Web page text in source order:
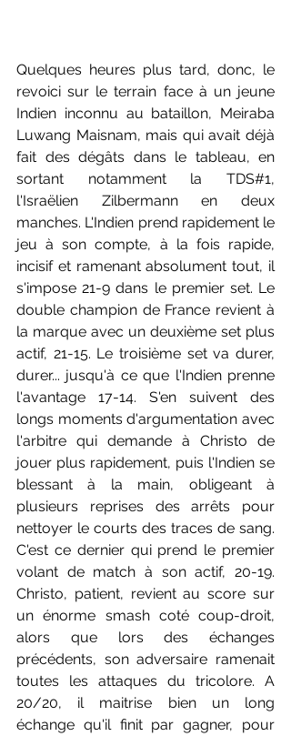
Quelques heures plus tard, donc, le
revoici sur le terrain face à un jeune
Indien inconnu au bataillon, Meiraba
Luwang Maisnam, mais qui avait déjà
fait des dégâts dans le tableau, en
sortant notamment la TDS#1,
l'Israëlien Zilbermann en deux
manches. L'Indien prend rapidement le
jeu à son compte, à la fois rapide,
incisif et ramenant absolument tout, il
s'impose 21-9 dans le premier set. Le
double champion de France revient à
la marque avec un deuxième set plus
actif, 21-15. Le troisième set va durer,
durer... jusqu'à ce que l'Indien prenne
l'avantage 17-14. S'en suivent des
longs moments d'argumentation avec
l'arbitre qui demande à Christo de
jouer plus rapidement, puis l'Indien se
blessant à la main, obligeant à
plusieurs reprises des arrêts pour
nettoyer le courts des traces de sang.
C'est ce dernier qui prend le premier
volant de match à son actif, 20-19.
Christo, patient, revient au score sur
un énorme smash coté coup-droit,
alors que lors des échanges
précédents, son adversaire ramenait
toutes les attaques du tricolore. A
20/20, il maitrise bien un long
échange qu'il finit par gagner, pour